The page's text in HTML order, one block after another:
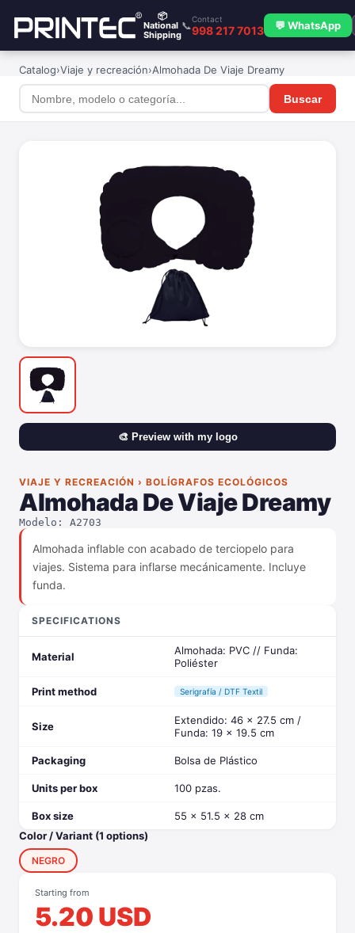
📦
National
Shipping
📞
Contact
998 217 7013 💬 WhatsApp
Catalog›Viaje y recreación›Almohada De Viaje Dreamy
Buscar
🎨 Preview with my logo
VIAJE Y RECREACIÓN › BOLÍGRAFOS ECOLÓGICOS
Almohada De Viaje Dreamy
Modelo: A2703
Almohada inflable con acabado de terciopelo para
viajes. Sistema para inflarse mecánicamente. Incluye
funda.
SPECIFICATIONS
Material
Almohada: PVC // Funda:
Poliéster
Print method Serigrafía / DTF Textil
Size
Extendido: 46 x 27.5 cm /
Funda: 19 x 19.5 cm
Packaging Bolsa de Plástico
Units per box 100 pzas.
Box size
55 x 51.5 x 28 cm
Color / Variant (1 options)
NEGRO
Starting from
5.20 USD